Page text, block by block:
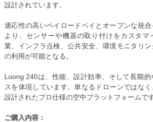
設計されています。
適応性の高いペイロードベイとオープンな統
より、センサーや機器の取り付けをカスタマ
業、インフラ点検、公共安全、環境モニタリ
の利用が可能となる。
Loong 240は、性能、設計効率、そして長期
スを体現しています。単なるドローンではな
設計されたプロ仕様の空中プラットフォームです
ご購入内容：